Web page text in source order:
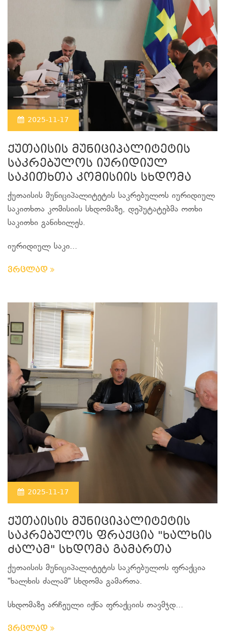
2025-11-17
ქუთაისის მუნიციპალიტეტის
საკრებულოს იურიდიულ
საკითხთა კომისიის სხდომა
ქუთაისის მუნიციპალიტეტის საკრებულოს იურიდიულ
საკითხთა კომისიის სხდომაზე, დეპუტატებმა ოთხი
საკითხი განიხილეს.
იურიდიულ საკი...
ვრცლად
2025-11-17
ქუთაისის მუნიციპალიტეტის
საკრებულოს ფრაქცია "ხალხის
ძალამ" სხდომა გამართა
ქუთაისის მუნიციპალიტეტის საკრებულოს ფრაქცია
"ხალხის ძალამ" სხდომა გამართა.
სხდომაზე არჩეული იქნა ფრაქციის თავმჯდ...
ვრცლად